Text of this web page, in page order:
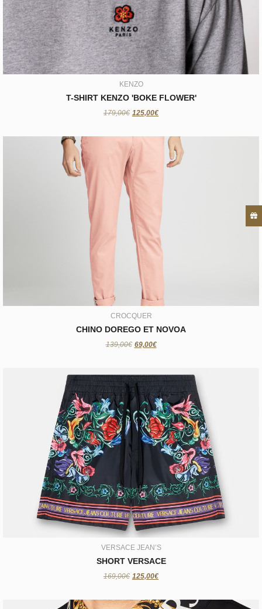
KENZO
T-SHIRT KENZO 'BOKE FLOWER'
179,00€ 125,00€
125,00€
CROCQUER
CHINO DOREGO ET NOVOA
139,00€ 69,00€
CROCQUER
CHINO DOREGO ET NOVOA
69,00€
VERSACE JEAN’S
SHORT VERSACE
169,00€ 125,00€
VERSACE JEAN’S
SHORT VERSACE